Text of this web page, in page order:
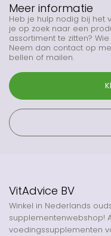
Meer informatie
Heb je hulp nodig bij het
je op zoek naar een
assortiment te zitten?
Neem dan contact op
bellen of mailen.
VitAdvice BV
Winkel in Nederlands
supplementenwebshop!
voedingssupplementen